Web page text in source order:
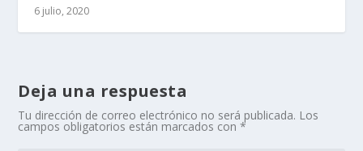
6 julio, 2020
Deja una respuesta
Tu dirección de correo electrónico no será publicada. Los
campos obligatorios están marcados con*